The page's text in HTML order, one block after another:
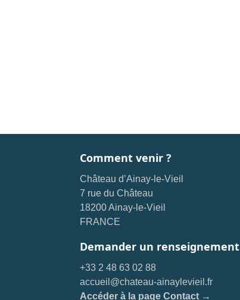
Comment venir ?
Château d’Ainay-le-Vieil
7 rue du Château
18200 Ainay-le-Vieil
FRANCE
Demander un renseignement
+33 2 48 63 02 88
accueil@chateau-ainaylevieil.fr
Accéder à la page Contact →